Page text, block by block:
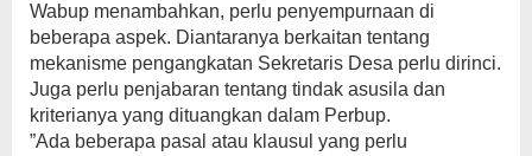
Wabup menambahkan, perlu penyempurnaan di
beberapa aspek. Diantaranya berkaitan tentang
mekanisme pengangkatan Sekretaris Desa perlu dirinci.
Juga perlu penjabaran tentang tindak asusila dan
kriterianya yang dituangkan dalam Perbup.
”Ada beberapa pasal atau klausul yang perlu